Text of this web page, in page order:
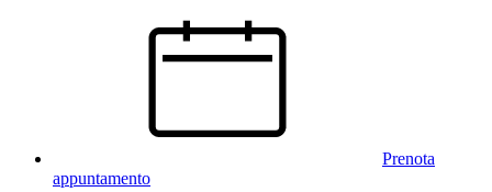
Prenota
appuntamento